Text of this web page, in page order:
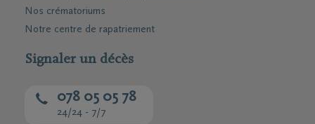
Nos crématoriums
Notre centre de rapatriement
Signaler un décès
078 05 05 78
24/24 - 7/7